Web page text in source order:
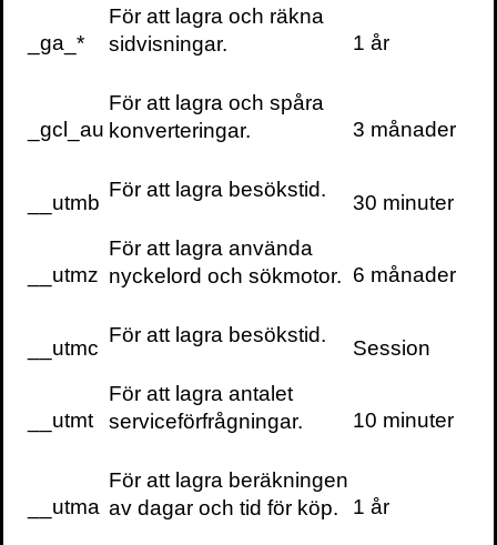
Här är en intervju Martin Hägglund i
Jacobin.
Här är en stor intervju med Martin
Hägglund i Dagens Nyheter.
För frågor om boken och författarbesök:
info@volante.se
Pressbilder
1 Sept. 2020
Hägglunds
uppmärksammande
1 Sept. 2020
Hägglunds
uppmärksammande
1 Sept. 2020
Hägglunds
uppmärksammande
_ga_*
För att lagra och räkna
sidvisningar.
1 år
_gcl_au
För att lagra och spåra
konverteringar.
3 månader
__utmb
För att lagra besökstid.
30 minuter
__utmz
För att lagra använda
nyckelord och sökmotor. 6 månader
__utmc
För att lagra besökstid.
Session
__utmt
För att lagra antalet
serviceförfrågningar.
10 minuter
__utma
För att lagra beräkningen
av dagar och tid för köp.
1 år